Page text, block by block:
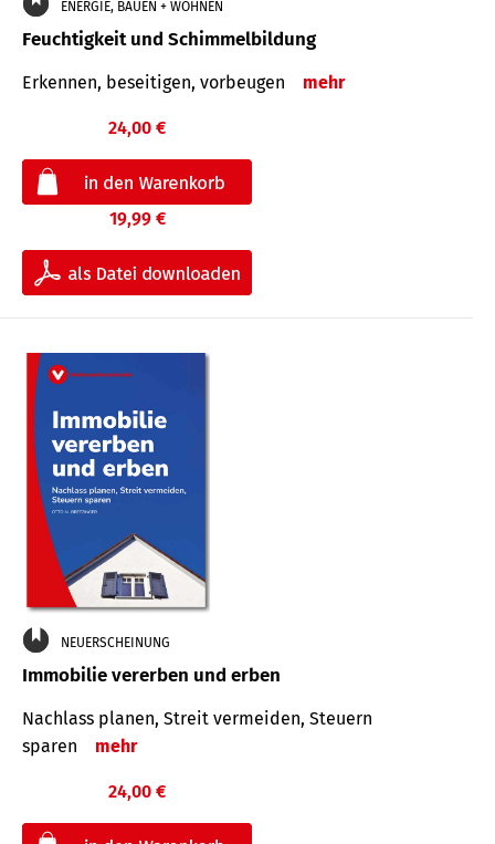
ENERGIE, BAUEN + WOHNEN
Feuchtigkeit und Schimmelbildung
Erkennen, beseitigen, vorbeugen mehr
24,00 €
19,99 €
NEUERSCHEINUNG
Immobilie vererben und erben
Nachlass planen, Streit vermeiden, Steuern
sparen
mehr
24,00 €